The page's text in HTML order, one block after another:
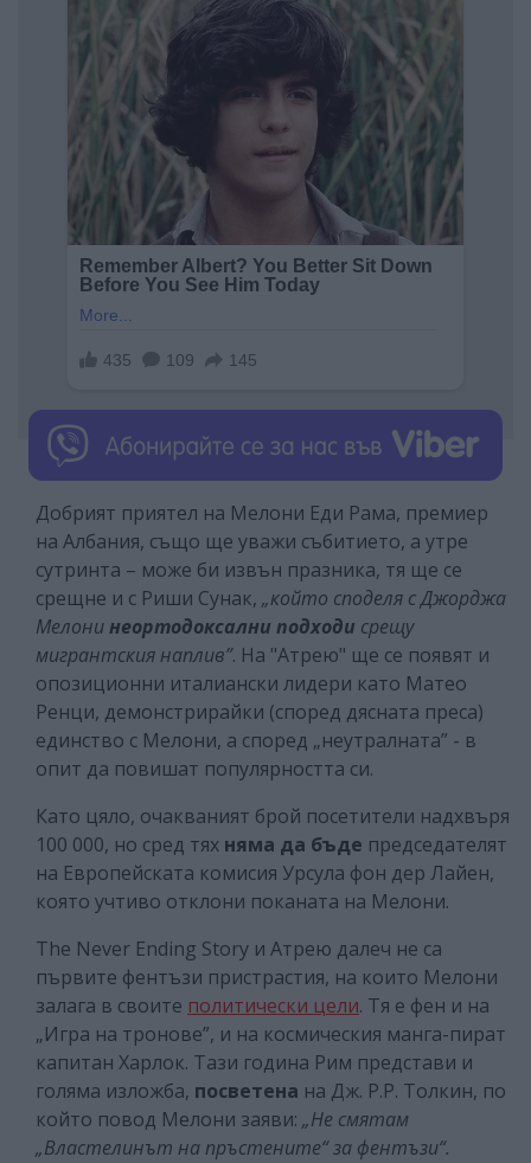
Добрият приятел на Мелони Еди Рама, премиер
на Албания, също ще уважи събитието, а утре
сутринта – може би извън празника, тя ще се
срещне и с Риши Сунак, „който споделя с Джорджа
Мелонинеортодоксални подходи срещу
мигрантския наплив”. На "Атрею" ще се появят и
опозиционни италиански лидери като Матео
Ренци, демонстрирайки (според дясната преса)
единство с Мелони, а според „неутралната” - в
опит да повишат популярността си.
Като цяло, очакваният брой посетители надхвъря
100 000, но сред тях няма да бъде председателят
на Европейската комисия Урсула фон дер Лайен,
която учтиво отклони поканата на Мелони.
The Never Ending Story и Атрею далеч не са
първите фентъзи пристрастия, на които Мелони
залага в своите политически цели. Тя е фен и на
„Игра на тронове”, и на космическия манга-пират
капитан Харлок. Тази година Рим представи и
голяма изложба, посветена на Дж. Р.Р. Толкин, по
който повод Мелони заяви: „Не смятам
„Властелинът на пръстените“ за фентъзи“.